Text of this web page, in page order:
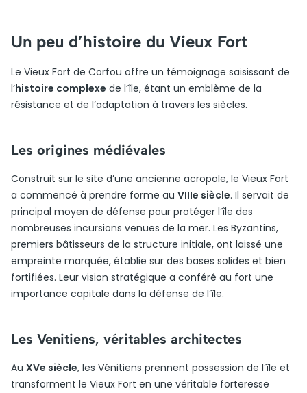
Un peu d’histoire du Vieux Fort
Le Vieux Fort de Corfou offre un témoignage saisissant de
l’histoire complexe de l’île, étant un emblème de la
résistance et de l’adaptation à travers les siècles.
Les origines médiévales
Construit sur le site d’une ancienne acropole, le Vieux Fort
a commencé à prendre forme au VIIIe siècle. Il servait de
principal moyen de défense pour protéger l’île des
nombreuses incursions venues de la mer. Les Byzantins,
premiers bâtisseurs de la structure initiale, ont laissé une
empreinte marquée, établie sur des bases solides et bien
fortifiées. Leur vision stratégique a conféré au fort une
importance capitale dans la défense de l’île.
Les Venitiens, véritables architectes
Au XVe siècle, les Vénitiens prennent possession de l’île et
transforment le Vieux Fort en une véritable forteresse